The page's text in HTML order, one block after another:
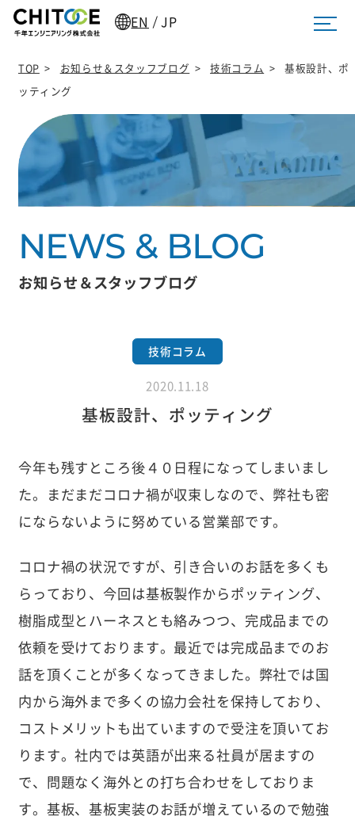
EN /JP
TOP > お知らせ＆スタッフブログ > 技術コラム >
基板設計、ポ
ッティング
お知らせ＆スタッフブログ
技術コラム
2020.11.18
基板設計、ポッティング
今年も残すところ後４０日程になってしまいまし
た。まだまだコロナ禍が収束しなので、弊社も密
にならないように努めている営業部です。
コロナ禍の状況ですが、引き合いのお話を多くも
らっており、今回は基板製作からポッティング、
樹脂成型とハーネスとも絡みつつ、完成品までの
依頼を受けております。最近では完成品までのお
話を頂くことが多くなってきました。弊社では国
内から海外まで多くの協力会社を保持しており、
コストメリットも出ていますので受注を頂いてお
ります。社内では英語が出来る社員が居ますの
で、問題なく海外との打ち合わせをしておりま
す。基板、基板実装のお話が増えているので勉強